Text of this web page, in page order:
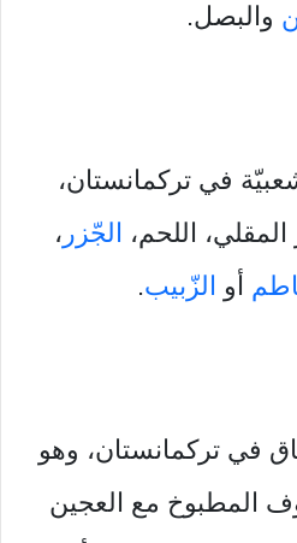
والبصل.
في تركمانستان،
اللحم، الجّزر ،
أو الزّبيب.
في تركمانستان، وهو
المطبوخ مع العجين